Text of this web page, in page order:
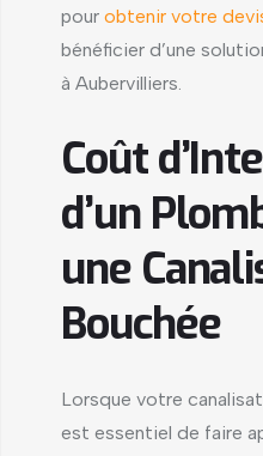
pour obtenir votre
bénéficier d’une
à Aubervilliers.
Coût
d’un
une
Bouchée
Lorsque votre
est essentiel de faire